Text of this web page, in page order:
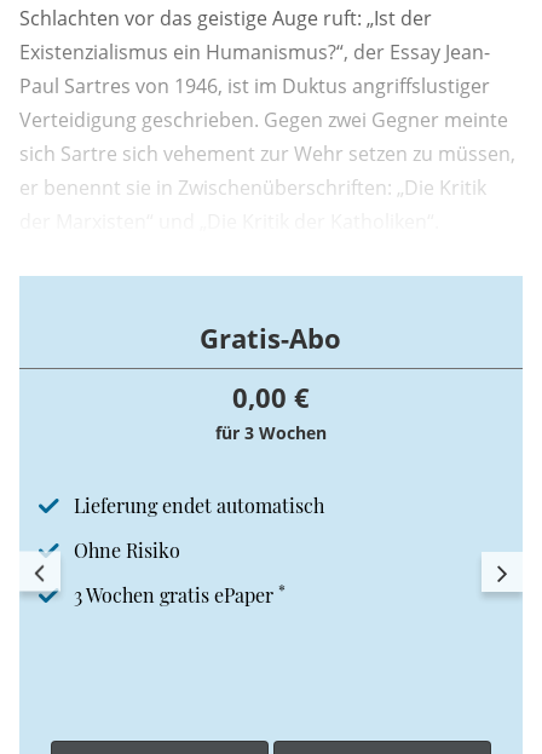
Schlachten vor das geistige Auge ruft: „Ist der
Existenzialismus ein Humanismus?“, der Essay Jean-
Paul Sartres von 1946, ist im Duktus angriffslustiger
Verteidigung geschrieben. Gegen zwei Gegner meinte
sich Sartre sich vehement zur Wehr setzen zu müssen,
er benennt sie in Zwischenüberschriften: „Die Kritik
Gratis-Abo
0,00 €
für 3 Wochen
Lieferung endet automatisch
Ohne Risiko
3 Wochen gratis ePaper *